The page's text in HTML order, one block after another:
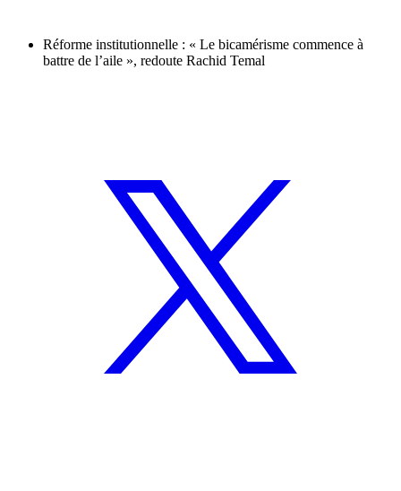
Réforme institutionnelle : « Le bicamérisme commence à
battre de l’aile », redoute Rachid Temal